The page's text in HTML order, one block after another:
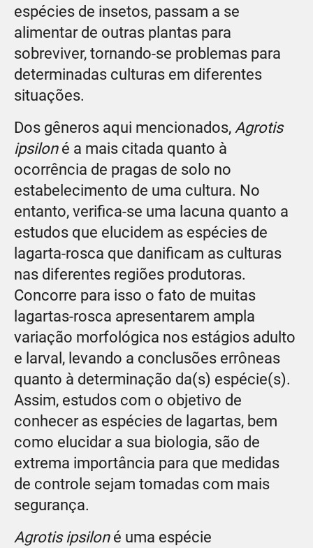
espécies de insetos, passam a se
alimentar de outras plantas para
sobreviver, tornando-se problemas para
determinadas culturas em diferentes
situações.
Dos gêneros aqui mencionados, Agrotis
ipsiloné a mais citada quanto à
ocorrência de pragas de solo no
estabelecimento de uma cultura. No
entanto, verifica-se uma lacuna quanto a
estudos que elucidem as espécies de
lagarta-rosca que danificam as culturas
nas diferentes regiões produtoras.
Concorre para isso o fato de muitas
lagartas-rosca apresentarem ampla
variação morfológica nos estágios adulto
e larval, levando a conclusões errôneas
quanto à determinação da(s) espécie(s).
Assim, estudos com o objetivo de
conhecer as espécies de lagartas, bem
como elucidar a sua biologia, são de
extrema importância para que medidas
de controle sejam tomadas com mais
segurança.
Agrotis ipsilon é uma espécie